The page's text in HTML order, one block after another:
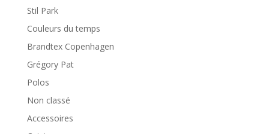
Stil Park
Couleurs du temps
Brandtex Copenhagen
Grégory Pat
Polos
Non classé
Accessoires